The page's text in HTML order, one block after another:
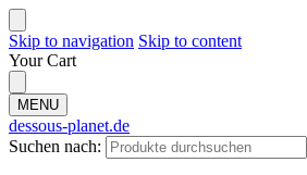
Skip to navigation Skip to content
Your Cart
MENU
dessous-planet.de
Suchen nach: